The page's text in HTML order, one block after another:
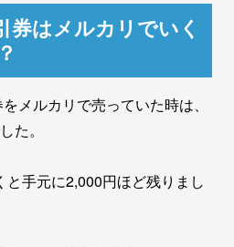
券はメルカリでいく
メルカリで売っていた時は、
た。
手元に2,000円ほど残りまし